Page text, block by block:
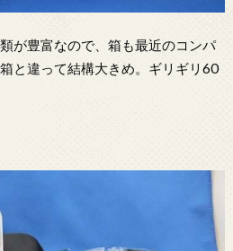
が豊富なので、箱も最近のコンパ
と違って結構大きめ。ギリギリ60